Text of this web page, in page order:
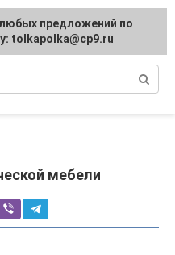
ее самому
мебели
предложений по
tolkapolka@cp9.ru